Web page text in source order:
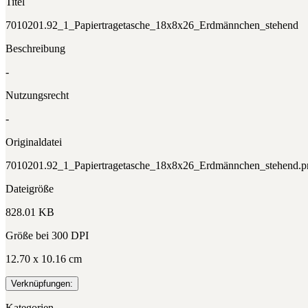
7010201.92_1_Papiertragetasche_18x8x26_Erdmännchen_stehend
Beschreibung
-
Nutzungsrecht
-
Originaldatei
Dateigröße
828.01 KB
Größe bei 300 DPI
12.70 x 10.16 cm
Verknüpfungen: